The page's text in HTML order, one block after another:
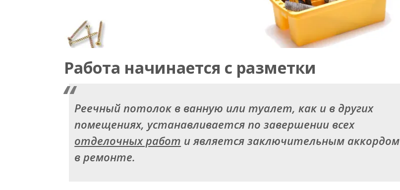
Работа начинается с разметки
Реечный потолок в ванную или туалет, как и в других
помещениях, устанавливается по завершении всех
отделочных работ и является заключительным аккордом
в ремонте.